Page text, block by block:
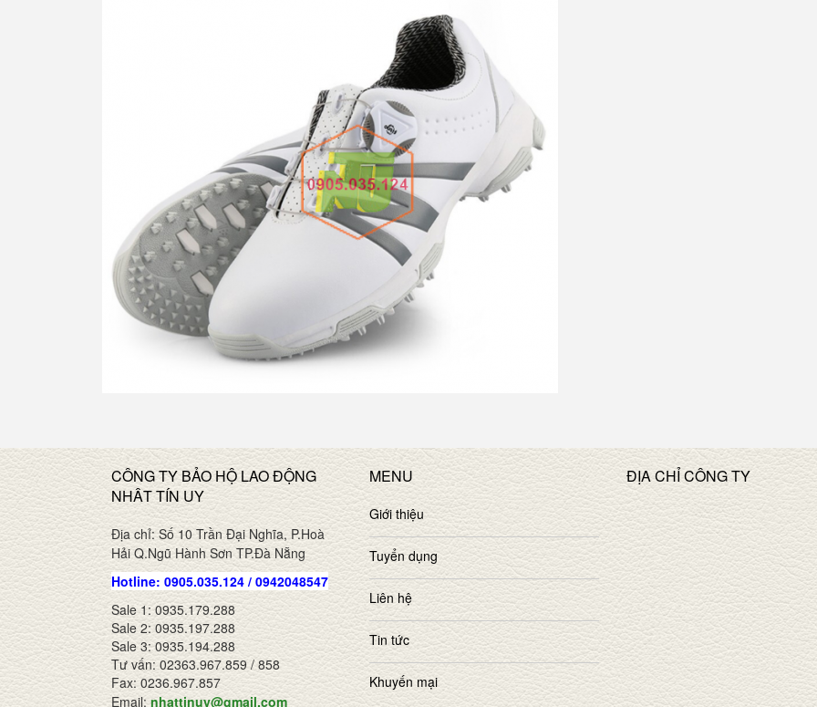
CÔNG TY BẢO HỘ LAO ĐỘNG
NHÂT TÍN UY
Địa chỉ: Số 10 Trần Đại Nghĩa, P.Hoà
Hải Q.Ngũ Hành Sơn TP.Đà Nẵng
Hotline: 0905.035.124 / 0942048547
Sale 1: 0935.179.288
Sale 2: 0935.197.288
Sale 3: 0935.194.288
Tư vấn: 02363.967.859 / 858
Fax: 0236.967.857
Email:nhattinuy@gmail.com
MENU
Giới thiệu
Tuyển dụng
Liên hệ
Tin tức
Khuyến mại
ĐỊA CHỈ CÔNG TY